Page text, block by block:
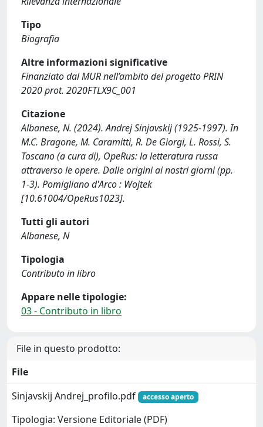
Tipo
Biografia
Altre informazioni significative
Finanziato dal MUR nell’ambito del progetto PRIN
2020 prot. 2020FTLX9C_001
Citazione
Albanese, N. (2024). Andrej Sinjavskij (1925-1997). In
M.C. Bragone, M. Caramitti, R. De Giorgi, L. Rossi, S.
Toscano (a cura di), OpeRus: la letteratura russa
attraverso le opere. Dalle origini ai nostri giorni (pp.
1-3). Pomigliano d'Arco : Wojtek
[10.61004/OpeRus1023].
Tutti gli autori
Albanese, N
Tipologia
Contributo in libro
Appare nelle tipologie:
03 - Contributo in libro
File in questo prodotto:
File
Sinjavskij Andrej_profilo.pdf
accesso aperto
Tipologia: Versione Editoriale (PDF)